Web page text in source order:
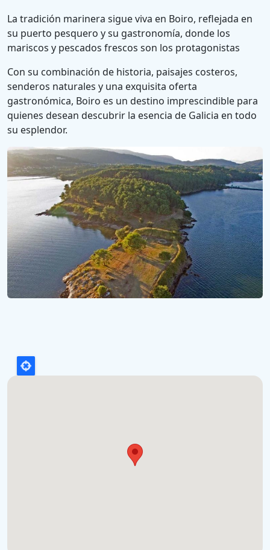
La tradición marinera sigue viva en Boiro, reflejada en
su puerto pesquero y su gastronomía, donde los
mariscos y pescados frescos son los protagonistas
Con su combinación de historia, paisajes costeros,
senderos naturales y una exquisita oferta
gastronómica, Boiro es un destino imprescindible para
quienes desean descubrir la esencia de Galicia en todo
su esplendor.